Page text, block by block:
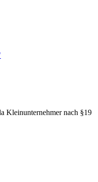
Kleinunternehmer nach §19